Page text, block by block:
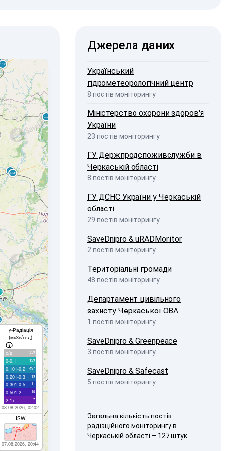
γ-Радіація
(мкЗв/год)
с/д 339
0-0.1 139
0.101-0.2 497
0.201-0.3 13
0.301-0.5 11
0.501-2 15
2.1+ 7
08.08.2026, 02:02
ISW
07.08.2026, 20:44
Джерела даних
Український
гідрометеорологічний центр
8 постів моніторингу
Міністерство охорони здоров'я
України
23 постів моніторингу
ГУ Держпродспоживслужби в
Черкаській області
8 постів моніторингу
ГУ ДСНС України у Черкаській
області
29 постів моніторингу
SaveDnipro & uRADMonitor
2 постів моніторингу
Територіальні громади
48 постів моніторингу
Департамент цивільного
захисту Черкаської ОВА
1 постів моніторингу
SaveDnipro & Greenpeace
3 постів моніторингу
SaveDnipro & Safecast
5 постів моніторингу
Загальна кількість постів
радіаційного моніторингу в
Черкаській області – 127 штук.